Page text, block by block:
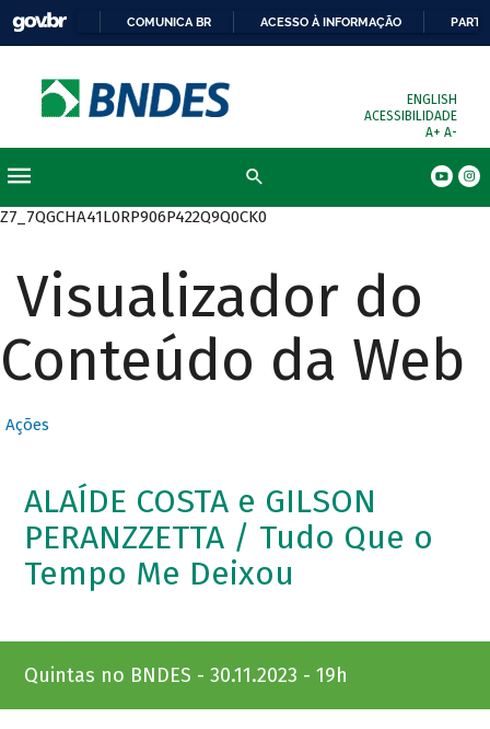
COMUNICA BR ACESSO À INFORMAÇÃO
ENGLISH
ACESSIBILIDADE
A+ A-
Z7_7QGCHA41L0RP906P422Q9Q0CK0
Visualizador do
Conteúdo da Web
Ações
ALAÍDE COSTA e GILSON
PERANZZETTA / Tudo Que o
Tempo Me Deixou
Quintas no BNDES - 30.11.2023 - 19h